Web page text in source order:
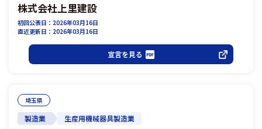
株式会社上里建設
初回公表日：2026年03月16日
直近更新日：2026年03月16日
宣言を見る
埼玉県
製造業 生産用機械器具製造業